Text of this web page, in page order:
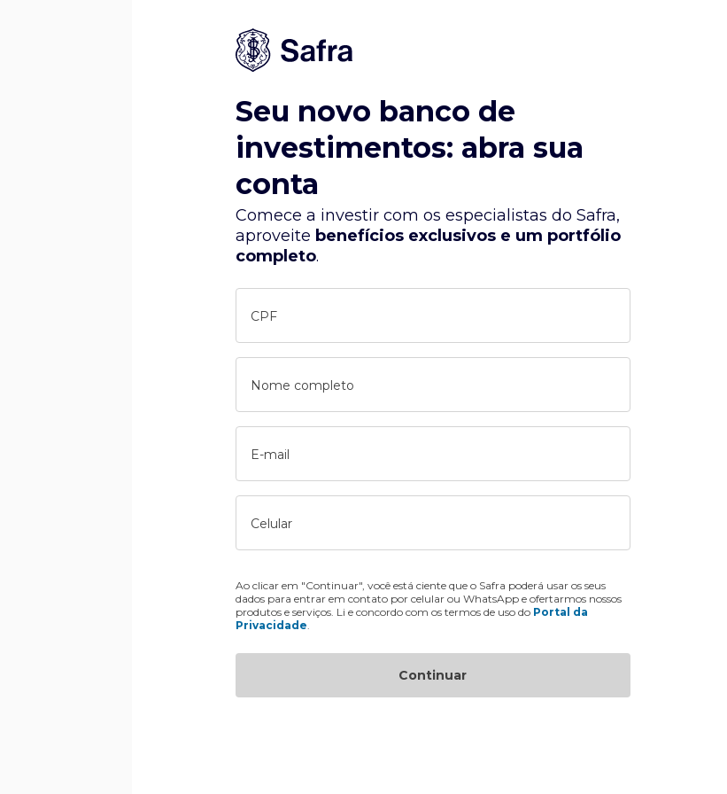
Seu novo banco de
investimentos: abra sua
conta
Comece a investir com os especialistas do Safra,
aproveite benefícios exclusivos e um portfólio
completo.
CPF
Nome completo
E-mail
Celular
Ao clicar em "Continuar", você está ciente que o Safra poderá usar os seus
dados para entrar em contato por celular ou WhatsApp e ofertarmos nossos
produtos e serviços. Li e concordo com os termos de uso do Portal da
Privacidade
Continuar